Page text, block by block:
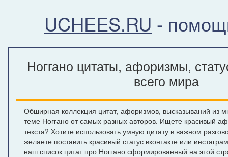
UCHEES.RU -
Ноггано цитаты, афоризмы,
всего мира
Обширная коллекция цитат, афоризмов, высказываний из
теме Ноггано от самых разных авторов. Ищете красивый
текста? Хотите использовать умную цитату в важном
желаете поставить красивый статус вконтакте или
наш список цитат про Ноггано сформированный на этой